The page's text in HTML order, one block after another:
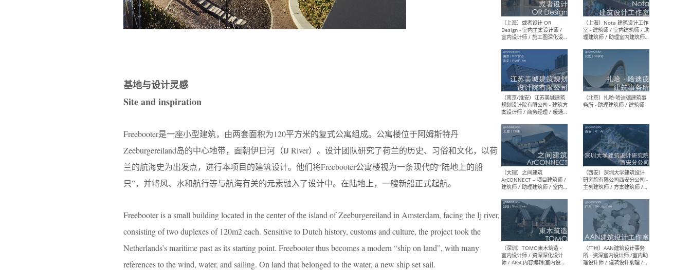
基地与设计灵感
Site and inspiration
Freebooter是一座小型建筑，由两套面积为120平方米的复式公寓组成。公寓楼位于阿姆斯特丹
Zeeburgereiland岛的中心地带，面朝伊日河（IJ River）。设计团队研究了荷兰的历史、习俗和文化，以荷
兰的航海史为出发点，进行本项目的建筑设计。他们将Freebooter公寓楼视为一条现代的“陆地上的船
只”，并将风、水和航行等与航海有关的元素融入了设计中。在陆地上，一艘新船正式起航。
Freebooter is a small building located in the center of the island of Zeeburgereiland in Amsterdam, facing the Ij river,
consisting of two duplexes of 120m2 each. Sensitive to Dutch history, customs and culture, the project took the
Netherlands’s maritime past as its starting point. Freebooter thus becomes a modern “ship on land”, with many
references to the wind, water, and sailing. On land that belonged to the water, a new ship set sail.
（北京）MAD建筑事务所 -
商务拓展 / 媒体专员/经理 /
设计实习生 / 建筑设计师
（应届）/ 建筑设计师（方案
设计）/ 建筑设计师（施工
图）/ 结构设计师 / 给排水设
计师
（上海）或者设计 OR
Design - 室内主案设计师 /
室内设计师 / 施工图深化设
计师 / 室内设计助理 / 新媒
体运营